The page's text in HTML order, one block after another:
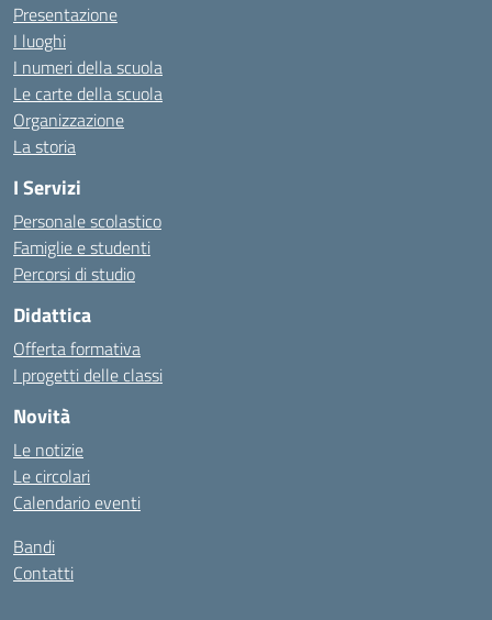
Presentazione
I luoghi
I numeri della scuola
Le carte della scuola
Organizzazione
La storia
I Servizi
Personale scolastico
Famiglie e studenti
Percorsi di studio
Didattica
Offerta formativa
I progetti delle classi
Novità
Le notizie
Le circolari
Calendario eventi
Bandi
Contatti